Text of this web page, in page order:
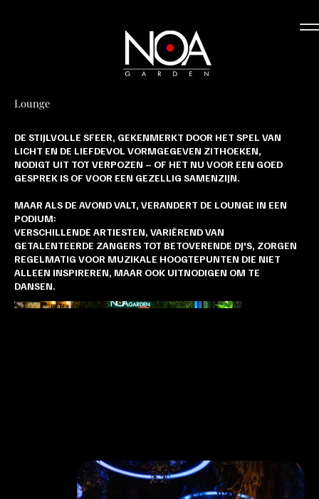
Lounge
DE STIJLVOLLE SFEER, GEKENMERKT DOOR HET SPEL VAN
LICHT EN DE LIEFDEVOL VORMGEGEVEN ZITHOEKEN,
NODIGT UIT TOT VERPOZEN – OF HET NU VOOR EEN GOED
GESPREK IS OF VOOR EEN GEZELLIG SAMENZIJN.
MAAR ALS DE AVOND VALT, VERANDERT DE LOUNGE IN EEN
PODIUM:
VERSCHILLENDE ARTIESTEN, VARIËREND VAN
GETALENTEERDE ZANGERS TOT BETOVERENDE DJ'S, ZORGEN
REGELMATIG VOOR MUZIKALE HOOGTEPUNTEN DIE NIET
ALLEEN INSPIREREN, MAAR OOK UITNODIGEN OM TE
DANSEN.